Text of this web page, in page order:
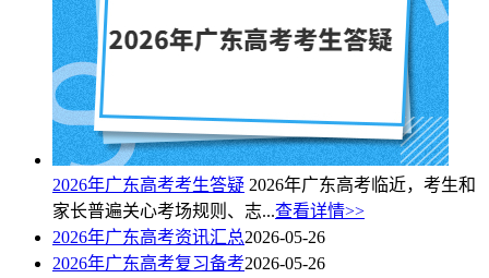
2026年广东高考考生答疑 2026年广东高考临近，考生和
家长普遍关心考场规则、志...查看详情>>
2026年广东高考资讯汇总2026-05-26
2026年广东高考复习备考2026-05-26